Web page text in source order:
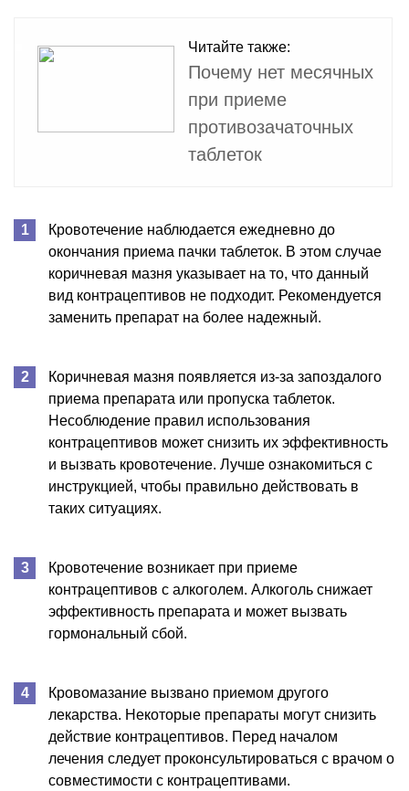
Читайте также:
Почему нет месячных
при приеме
противозачаточных
таблеток
Кровотечение наблюдается ежедневно до
окончания приема пачки таблеток. В этом случае
коричневая мазня указывает на то, что данный
вид контрацептивов не подходит. Рекомендуется
заменить препарат на более надежный.
Коричневая мазня появляется из-за запоздалого
приема препарата или пропуска таблеток.
Несоблюдение правил использования
контрацептивов может снизить их эффективность
и вызвать кровотечение. Лучше ознакомиться с
инструкцией, чтобы правильно действовать в
таких ситуациях.
Кровотечение возникает при приеме
контрацептивов с алкоголем. Алкоголь снижает
эффективность препарата и может вызвать
гормональный сбой.
Кровомазание вызвано приемом другого
лекарства. Некоторые препараты могут снизить
действие контрацептивов. Перед началом
лечения следует проконсультироваться с врачом о
совместимости с контрацептивами.